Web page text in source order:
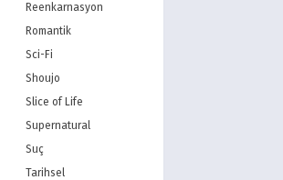
Reenkarnasyon
Romantik
Sci-Fi
Shoujo
Slice of Life
Supernatural
Suç
Tarihsel